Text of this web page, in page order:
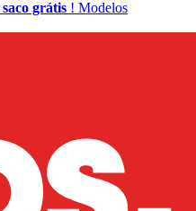
saco grátis ! Modelos